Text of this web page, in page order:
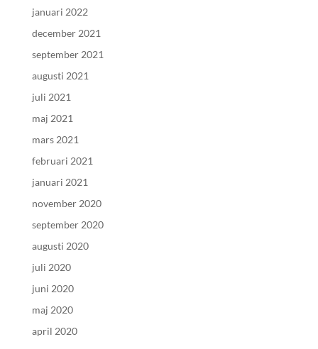
januari 2022
december 2021
september 2021
augusti 2021
juli 2021
maj 2021
mars 2021
februari 2021
januari 2021
november 2020
september 2020
augusti 2020
juli 2020
juni 2020
maj 2020
april 2020